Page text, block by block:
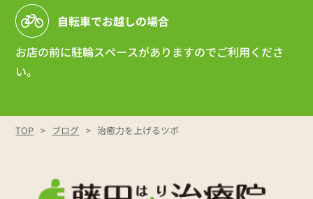
自転車でお越しの場合
お店の前に駐輪スペースがありますのでご利用くださ
い。
TOP ブログ 治癒力を上げるツボ